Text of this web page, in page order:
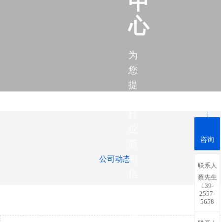
心
为
您
提
闻
您
公司动态
咨询
联系人
蔡先生
139-
2557-
5658